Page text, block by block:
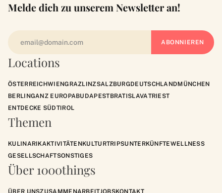
Locations
ÖSTERREICHWIENGRAZLINZSALZBURGDEUTSCHLANDMÜNCHEN
BERLINGANZ EUROPABUDAPESTBRATISLAVATRIEST
ENTDECKE SÜDTIROL
Themen
KULINARIKAKTIVITÄTENKULTURTRIPSUNTERKÜNFTEWELLNESS
GESELLSCHAFTSONSTIGES
Über 1000things
ÜBER UNSZUSAMMENARBEITJOBSKONTAKT
Melde dich zu unserem Newsletter an!